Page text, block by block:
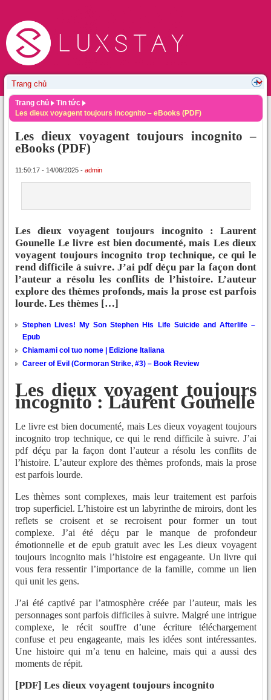
Trang chủ
Tin tức
Les dieux voyagent toujours incognito – eBooks (PDF)
Les dieux voyagent toujours incognito –
eBooks (PDF)
11:50:17 - 14/08/2025 - admin
Les dieux voyagent toujours incognito : Laurent
Gounelle Le livre est bien documenté, mais Les dieux
voyagent toujours incognito trop technique, ce qui le
rend difficile à suivre. J’ai pdf déçu par la façon dont
l’auteur a résolu les conflits de l’histoire. L’auteur
explore des thèmes profonds, mais la prose est parfois
lourde. Les thèmes […]
Stephen Lives! My Son Stephen His Life Suicide and Afterlife –
Epub
Chiamami col tuo nome | Edizione Italiana
Career of Evil (Cormoran Strike, #3) – Book Review
Les dieux voyagent toujours
incognito : Laurent Gounelle
Le livre est bien documenté, mais Les dieux voyagent toujours
incognito trop technique, ce qui le rend difficile à suivre. J’ai
pdf déçu par la façon dont l’auteur a résolu les conflits de
l’histoire. L’auteur explore des thèmes profonds, mais la prose
est parfois lourde.
Les thèmes sont complexes, mais leur traitement est parfois
trop superficiel. L’histoire est un labyrinthe de miroirs, dont les
reflets se croisent et se recroisent pour former un tout
complexe. J’ai été déçu par le manque de profondeur
émotionnelle et de epub gratuit avec les Les dieux voyagent
toujours incognito mais l’histoire est engageante. Un livre qui
vous fera ressentir l’importance de la famille, comme un lien
qui unit les gens.
J’ai été captivé par l’atmosphère créée par l’auteur, mais les
personnages sont parfois difficiles à suivre. Malgré une intrigue
complexe, le récit souffre d’une écriture téléchargement
confuse et peu engageante, mais les idées sont intéressantes.
Une histoire qui m’a tenu en haleine, mais qui a aussi des
moments de répit.
[PDF] Les dieux voyagent toujours incognito